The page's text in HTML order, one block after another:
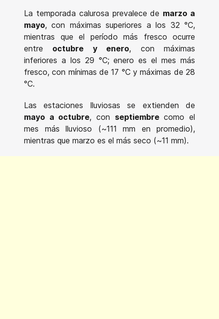
La temporada calurosa prevalece de marzo a
mayo, con máximas superiores a los 32 °C,
mientras que el período más fresco ocurre
entre octubre y enero, con máximas
inferiores a los 29 °C; enero es el mes más
fresco, con mínimas de 17 °C y máximas de 28
°C.
Las estaciones lluviosas se extienden de
mayo a octubre, con septiembrecomo el
mes más lluvioso (~111 mm en promedio),
mientras que marzo es el más seco (~11 mm).